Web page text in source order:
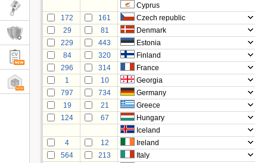
Cyprus
172
161 Czech republic
29
81 Denmark
229
443 Estonia
84
320 Finland
296
314 France
1
10 Georgia
797
734 Germany
19
21 Greece
124
67 Hungary
Iceland
4
12 Ireland
564
213 Italy